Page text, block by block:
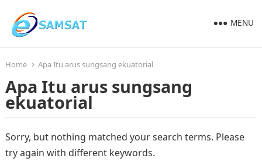
MENU
Home Apa Itu arus sungsang ekuatorial
Apa Itu arus sungsang
ekuatorial
Sorry, but nothing matched your search terms. Please
try again with different keywords.